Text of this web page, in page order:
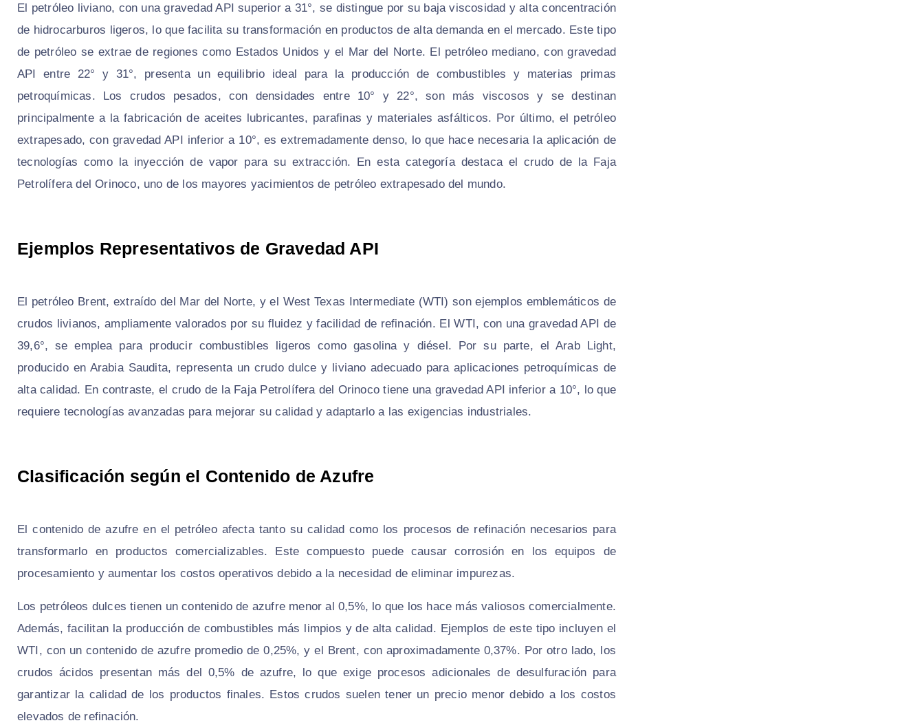
El petróleo liviano, con una gravedad API superior a 31°, se distingue por su baja viscosidad y alta concentración
de hidrocarburos ligeros, lo que facilita su transformación en productos de alta demanda en el mercado. Este tipo
de petróleo se extrae de regiones como Estados Unidos y el Mar del Norte. El petróleo mediano, con gravedad
API entre 22° y 31°, presenta un equilibrio ideal para la producción de combustibles y materias primas
petroquímicas. Los crudos pesados, con densidades entre 10° y 22°, son más viscosos y se destinan
principalmente a la fabricación de aceites lubricantes, parafinas y materiales asfálticos. Por último, el petróleo
extrapesado, con gravedad API inferior a 10°, es extremadamente denso, lo que hace necesaria la aplicación de
tecnologías como la inyección de vapor para su extracción. En esta categoría destaca el crudo de la Faja
Petrolífera del Orinoco, uno de los mayores yacimientos de petróleo extrapesado del mundo.
Ejemplos Representativos de Gravedad API
El petróleo Brent, extraído del Mar del Norte, y el West Texas Intermediate (WTI) son ejemplos emblemáticos de
crudos livianos, ampliamente valorados por su fluidez y facilidad de refinación. El WTI, con una gravedad API de
39,6°, se emplea para producir combustibles ligeros como gasolina y diésel. Por su parte, el Arab Light,
producido en Arabia Saudita, representa un crudo dulce y liviano adecuado para aplicaciones petroquímicas de
alta calidad. En contraste, el crudo de la Faja Petrolífera del Orinoco tiene una gravedad API inferior a 10°, lo que
requiere tecnologías avanzadas para mejorar su calidad y adaptarlo a las exigencias industriales.
Clasificación según el Contenido de Azufre
El contenido de azufre en el petróleo afecta tanto su calidad como los procesos de refinación necesarios para
transformarlo en productos comercializables. Este compuesto puede causar corrosión en los equipos de
procesamiento y aumentar los costos operativos debido a la necesidad de eliminar impurezas.
Los petróleos dulces tienen un contenido de azufre menor al 0,5%, lo que los hace más valiosos comercialmente.
Además, facilitan la producción de combustibles más limpios y de alta calidad. Ejemplos de este tipo incluyen el
WTI, con un contenido de azufre promedio de 0,25%, y el Brent, con aproximadamente 0,37%. Por otro lado, los
crudos ácidos presentan más del 0,5% de azufre, lo que exige procesos adicionales de desulfuración para
garantizar la calidad de los productos finales. Estos crudos suelen tener un precio menor debido a los costos
elevados de refinación.